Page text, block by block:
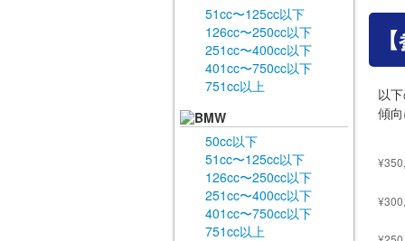
以
傾
51cc〜125cc以下
126cc〜250cc以下
251cc〜400cc以下
401cc〜750cc以下
751cc以上
BMW
50cc以下
51cc〜125cc以下
126cc〜250cc以下
251cc〜400cc以下
401cc〜750cc以下
751cc以上